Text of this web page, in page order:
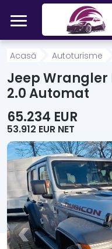
Mergi direct la conținutul
Acasă
Autoturisme
Motociclete
Autoutilitare
Alte tipuri
Despre Noi
Acasă Autoturisme
Jeep Wrangler
2.0 Automat
65.234 EUR
53.912 EUR NET